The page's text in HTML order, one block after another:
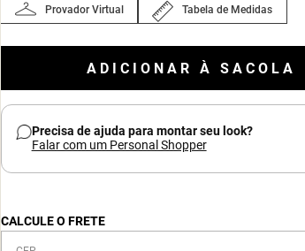
Provador Virtual Tabela de Medidas
ADICIONAR À SACOLA
Precisa de ajuda para montar seu look?
Falar com um Personal Shopper
CALCULE O FRETE